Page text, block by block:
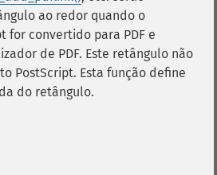
ao redor quando o
for convertido para PDF e
de PDF. Este retângulo não
PostScript. Esta função define
do retângulo.